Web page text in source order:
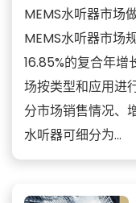
MEMS水听器市场
MEMS水听器市场
16.85%的复合年增
场按类型和应用进
分市场销售情况、
水听器可细分为...